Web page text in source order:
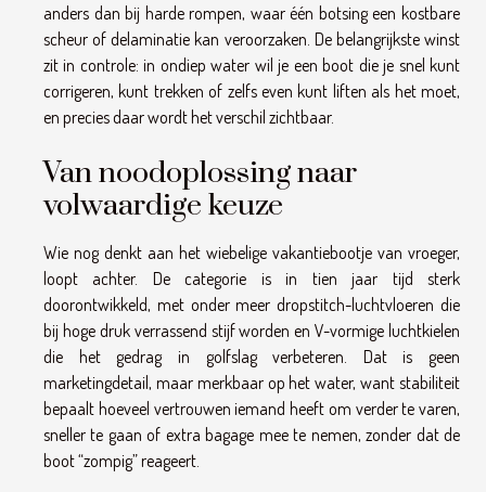
anders dan bij harde rompen, waar één botsing een kostbare
scheur of delaminatie kan veroorzaken. De belangrijkste winst
zit in controle: in ondiep water wil je een boot die je snel kunt
corrigeren, kunt trekken of zelfs even kunt liften als het moet,
en precies daar wordt het verschil zichtbaar.
Van noodoplossing naar
volwaardige keuze
Wie nog denkt aan het wiebelige vakantiebootje van vroeger,
loopt achter. De categorie is in tien jaar tijd sterk
doorontwikkeld, met onder meer dropstitch-luchtvloeren die
bij hoge druk verrassend stijf worden en V-vormige luchtkielen
die het gedrag in golfslag verbeteren. Dat is geen
marketingdetail, maar merkbaar op het water, want stabiliteit
bepaalt hoeveel vertrouwen iemand heeft om verder te varen,
sneller te gaan of extra bagage mee te nemen, zonder dat de
boot “zompig” reageert.